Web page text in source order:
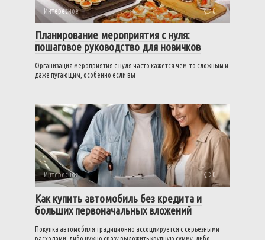
Интересное 0
Планирование мероприятия с нуля:
пошаговое руководство для новичков
Организация мероприятия с нуля часто кажется чем-то сложным и
даже пугающим, особенно если вы
Интересное 0
Как купить автомобиль без кредита и
больших первоначальных вложений
Покупка автомобиля традиционно ассоциируется с серьезными